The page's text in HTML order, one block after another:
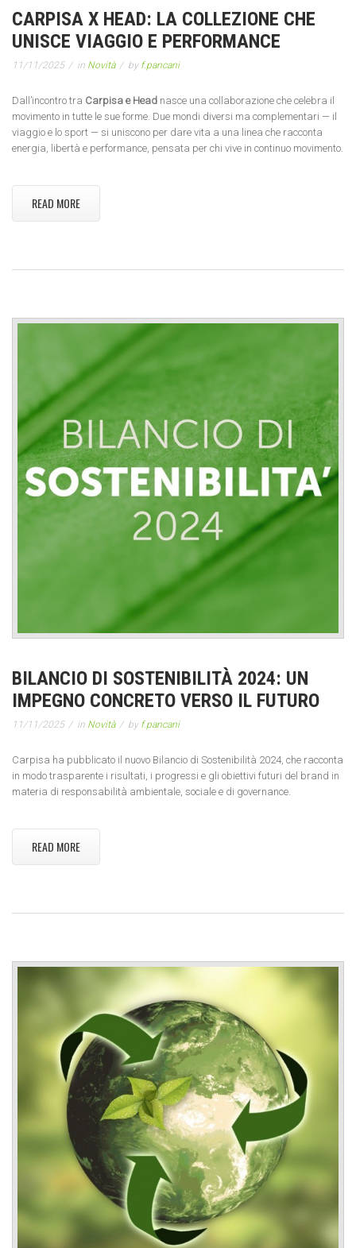
CARPISA X HEAD: LA COLLEZIONE CHE
UNISCE VIAGGIO E PERFORMANCE
11/11/2025 in Novità by f.pancani
Dall’incontro tra Carpisa e Head nasce una collaborazione che celebra il
movimento in tutte le sue forme. Due mondi diversi ma complementari — il
viaggio e lo sport — si uniscono per dare vita a una linea che racconta
energia, libertà e performance, pensata per chi vive in continuo movimento.
READ MORE
BILANCIO DI SOSTENIBILITÀ 2024: UN
IMPEGNO CONCRETO VERSO IL FUTURO
11/11/2025 in Novità by f.pancani
Carpisa ha pubblicato il nuovo Bilancio di Sostenibilità 2024, che racconta
in modo trasparente i risultati, i progressi e gli obiettivi futuri del brand in
materia di responsabilità ambientale, sociale e di governance.
READ MORE